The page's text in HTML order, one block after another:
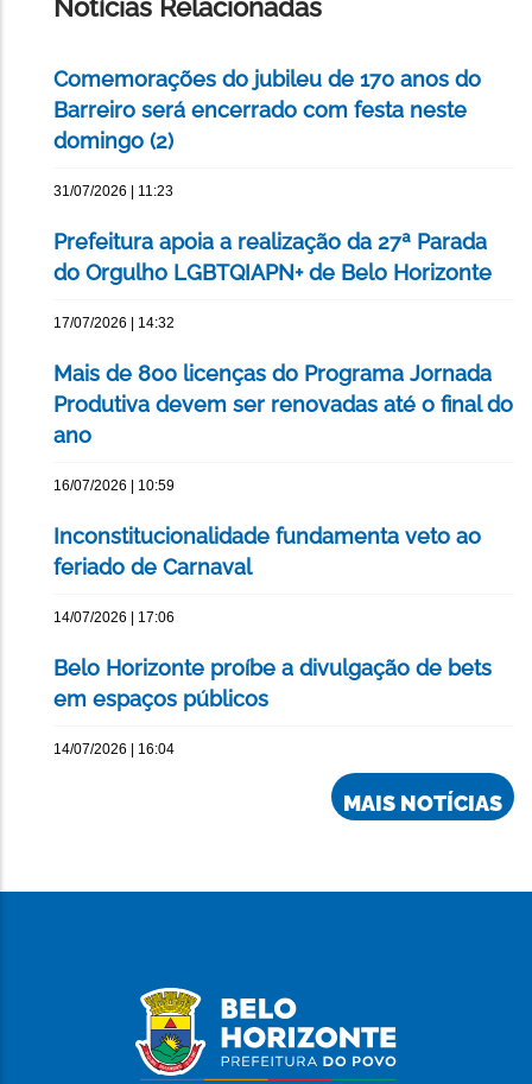
Notícias Relacionadas
Comemorações do jubileu de 170 anos do
Barreiro será encerrado com festa neste
domingo (2)
31/07/2026 | 11:23
Prefeitura apoia a realização da 27ª Parada
do Orgulho LGBTQIAPN+ de Belo Horizonte
17/07/2026 | 14:32
Mais de 800 licenças do Programa Jornada
Produtiva devem ser renovadas até o final do
ano
16/07/2026 | 10:59
Inconstitucionalidade fundamenta veto ao
feriado de Carnaval
14/07/2026 | 17:06
Belo Horizonte proíbe a divulgação de bets
em espaços públicos
14/07/2026 | 16:04
MAIS NOTÍCIAS